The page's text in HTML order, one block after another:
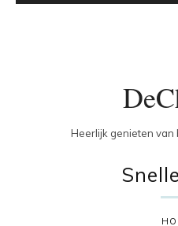
Heerlijk genieten van